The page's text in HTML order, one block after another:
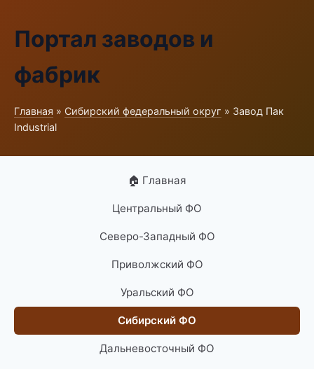
Портал заводов и
фабрик
Главная » Сибирский федеральный округ » Завод Пак
Industrial
🏠 Главная
Центральный ФО
Северо-Западный ФО
Приволжский ФО
Уральский ФО
Сибирский ФО
Дальневосточный ФО